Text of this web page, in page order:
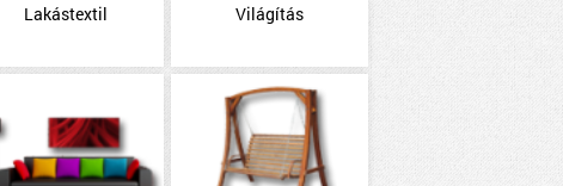
Lakástextil Világítás